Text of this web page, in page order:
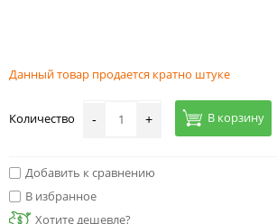
Данный товар продается кратно штуке
Количество - + В корзину
Добавить к сравнению
В избранное
Хотите дешевле?